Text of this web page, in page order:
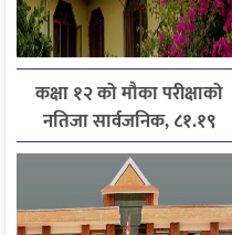
कक्षा १२ को मौका परीक्षाको
नतिजा सार्वजनिक, ८१.१९
प्रतिशत विद्यार्थी उत्तीर्ण